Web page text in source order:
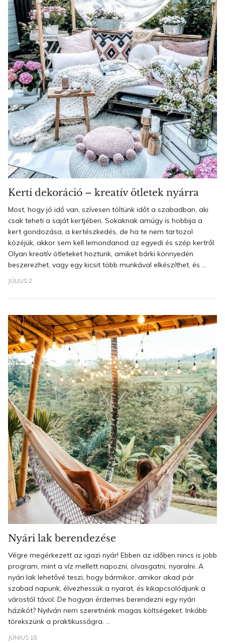
Kerti dekoráció – kreatív ötletek nyárra
Most, hogy jó idő van, szívesen töltünk időt a szabadban, aki
csak teheti a saját kertjében. Sokaknak amúgy is hobbija a
kert gondozása, a kertészkedés, de ha te nem tartozol
közéjük, akkor sem kell lemondanod az egyedi és szép kertről.
Olyan kreatív ötleteket hoztunk, amiket bárki könnyedén
beszerezhet, vagy egy kicsit több munkával elkészíthet, és ...
JÚLIUS 2
Nyári lak berendezése
Végre megérkezett az igazi nyár! Ebben az időben nincs is jobb
program, mint a víz mellett napozni, olvasgatni, nyaralni. A
nyári lak lehetővé teszi, hogy bármikor, amikor akad pár
szabad napunk, élvezhessük a nyarat, és kikapcsolódjunk a
várostól távol. De hogyan érdemes berendezni egy nyári
házikót? Nyilván nem szeretnénk magas költségeket. Inkább
törekszünk a praktikusságra. ...
JÚNIUS 18